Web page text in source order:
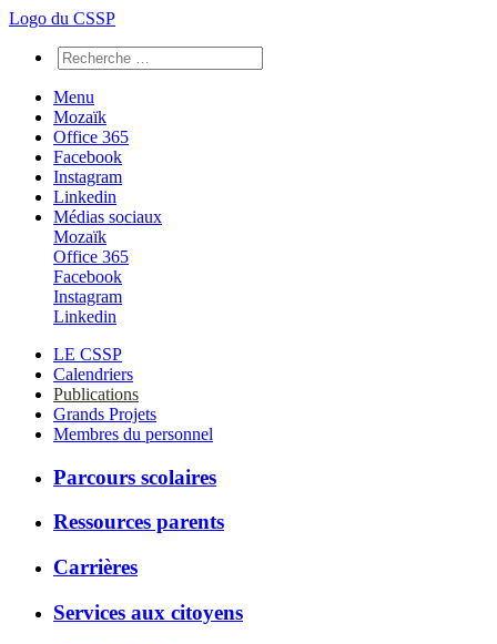
Logo du CSSP
Menu
Mozaïk
Office 365
Facebook
Instagram
Linkedin
Médias sociaux
Mozaïk
Office 365
Facebook
Instagram
Linkedin
LE CSSP
Calendriers
Publications
Grands Projets
Membres du personnel
Parcours scolaires
Ressources parents
Carrières
Services aux citoyens